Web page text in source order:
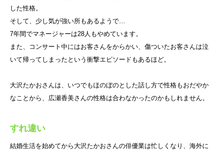
した性格。
そして、少し気が強い所もあるようで…
7年間でマネージャーは28人もやめています。
また、コンサート中にはお客さんをからかい、傷ついたお客さんは泣
いて帰ってしまったという衝撃エピソードもあるほど。
大沢たかおさんは、いつでもほのぼのとした話し方で性格もおだやか
なことから、広瀬香美さんの性格は合わなかったのかもしれません。
すれ違い
結婚生活を始めてから大沢たかおさんの俳優業は忙しくなり、海外に